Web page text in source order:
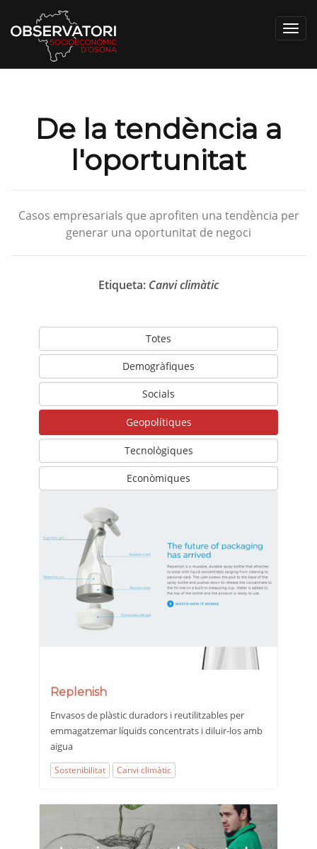
De la tendència a
l'oportunitat
Casos empresarials que aprofiten una tendència per
generar una oportunitat de negoci
Etiqueta: Canvi climàtic
Totes
Demogràfiques
Socials
Geopolítiques
Tecnològiques
Econòmiques
Replenish
Envasos de plàstic duradors i reutilitzables per
emmagatzemar líquids concentrats i diluir-los amb
aigua
Sostenibilitat
Canvi climàtic